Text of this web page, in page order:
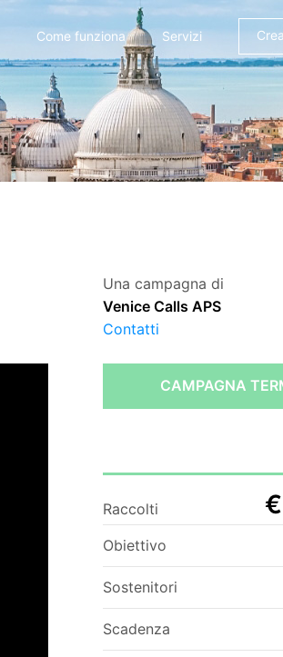
Come funziona Servizi
Una campagna di
Venice Calls APS
Contatti
CAMPAGNA
Raccolti
Obiettivo
Sostenitori
Scadenza